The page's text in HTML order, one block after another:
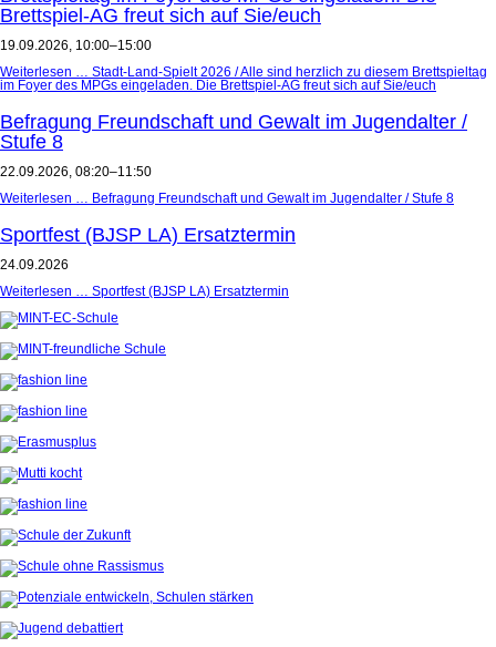
Brettspiel-AG freut sich auf Sie/euch
19.09.2026, 10:00–15:00
Weiterlesen …
Stadt-Land-Spielt 2026 / Alle sind herzlich zu diesem Brettspieltag
im Foyer des MPGs eingeladen. Die Brettspiel-AG freut sich auf Sie/euch
Befragung Freundschaft und Gewalt im Jugendalter /
Stufe 8
22.09.2026, 08:20–11:50
Weiterlesen …
Befragung Freundschaft und Gewalt im Jugendalter / Stufe 8
Sportfest (BJSP LA) Ersatztermin
24.09.2026
Weiterlesen …
Sportfest (BJSP LA) Ersatztermin